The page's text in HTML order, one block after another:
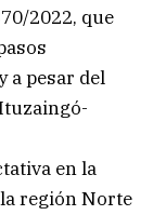
2022, que
a pesar del
en la
región Norte